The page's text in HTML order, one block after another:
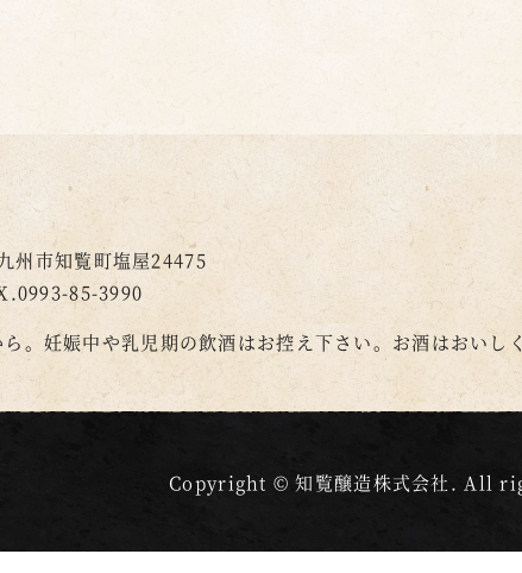
州市知覧町塩屋24475
85-3990
。 妊娠中や乳児期の飲酒はお控え下さい。 お酒はおいし
Copyright © 知覧醸造株式会社. All